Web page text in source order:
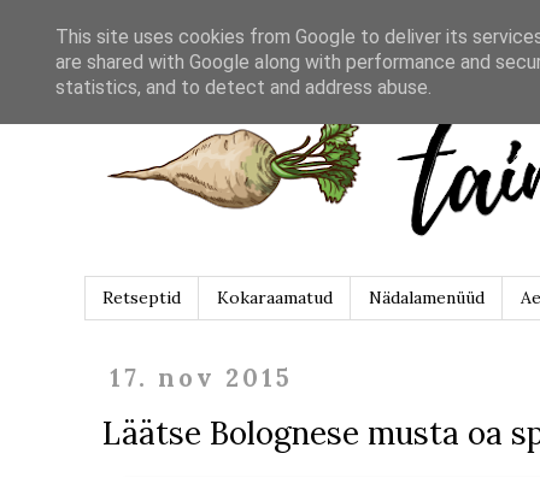
Retseptid Kokaraamatud Nädalamenüüd
17. nov 2015
Läätse Bolognese musta oa
This site uses cookies from Google to deliver its
are shared with Google along with performance and
statistics, and to detect and address abuse.